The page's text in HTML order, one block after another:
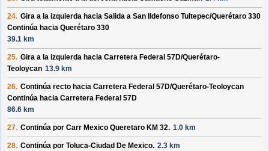
24. Gira a la izquierda hacia Salida a San Ildefonso Tultepec/Querétaro 330
Continúa hacia Querétaro 330
39.1 km
25. Gira a la izquierda hacia Carretera Federal 57D/Querétaro-
Teoloycan 13.9 km
26. Continúa recto hacia Carretera Federal 57D/Querétaro-Teoloycan
Continúa hacia Carretera Federal 57D
86.6 km
27. Continúa por Carr Mexico Queretaro KM 32. 1.0 km
28. Continúa por Toluca-Ciudad De Mexico. 2.3 km